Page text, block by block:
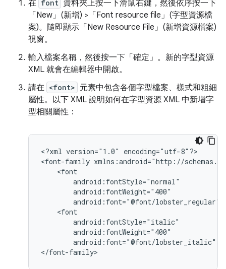
在 font 資料夾上按一下滑鼠右鍵，然後依序按一下
「New」(新增) >「Font resource file」(字型資源檔
案)。隨即顯示「New Resource File」(新增資源檔案)
視窗。
輸入檔案名稱，然後按一下「確定」 。新的字型資源
XML 就會在編輯器中開啟。
請在 <font> 元素中包含各個字型檔案、樣式和粗細
屬性。以下 XML 說明如何在字型資源 XML 中新增字
型相關屬性：
<?xml version="1.0"
encoding="utf-8"?>
<font-family
android:font="@font/lobster_regular"
android:font="@font/lobster_italic"
</font-family>